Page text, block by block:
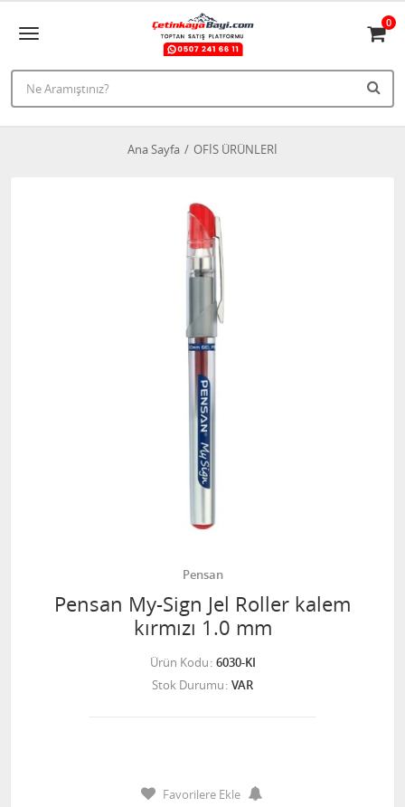
0
Ana Sayfa OFİS ÜRÜNLERİ
Pensan
Pensan My-Sign Jel Roller kalem
kırmızı 1.0 mm
Ürün Kodu 6030-KI
Stok Durumu VAR
Favorilere Ekle